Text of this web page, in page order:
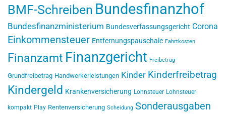
BMF-Schreiben Bundesfinanzhof
Bundesfinanzministerium Bundesverfassungsgericht Corona
Einkommensteuer Entfernungspauschale Fahrtkosten
Finanzamt Finanzgericht Freibetrag
Grundfreibetrag Handwerkerleistungen Kinder Kinderfreibetrag
Kindergeld Krankenversicherung Lohnsteuer Lohnsteuer
kompakt Play Rentenversicherung Scheidung Sonderausgaben